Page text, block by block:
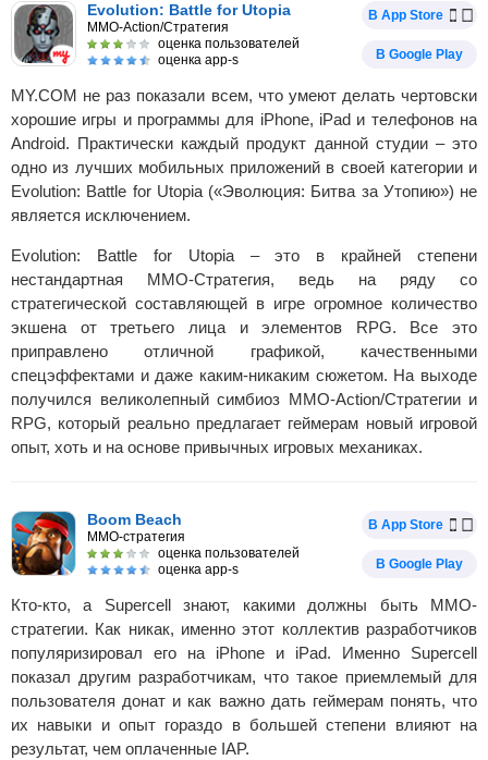
Evolution: Battle for Utopia
MMO-Action/Стратегия
оценка пользователей
оценка app-s
В App Store
В Google Play
MY.COM не раз показали всем, что умеют делать чертовски
хорошие игры и программы для iPhone, iPad и телефонов на
Android. Практически каждый продукт данной студии – это
одно из лучших мобильных приложений в своей категории и
Evolution: Battle for Utopia («Эволюция: Битва за Утопию») не
является исключением.
Evolution: Battle for Utopia – это в крайней степени
нестандартная MMO-Стратегия, ведь на ряду со
стратегической составляющей в игре огромное количество
экшена от третьего лица и элементов RPG. Все это
приправлено отличной графикой, качественными
спецэффектами и даже каким-никаким сюжетом. На выходе
получился великолепный симбиоз MMO-Action/Стратегии и
RPG, который реально предлагает геймерам новый игровой
опыт, хоть и на основе привычных игровых механиках.
Boom Beach
MMO-стратегия
оценка пользователей
оценка app-s
В App Store
В Google Play
Кто-кто, а Supercell знают, какими должны быть MMO-
стратегии. Как никак, именно этот коллектив разработчиков
популяризировал его на iPhone и iPad. Именно Supercell
показал другим разработчикам, что такое приемлемый для
пользователя донат и как важно дать геймерам понять, что
их навыки и опыт гораздо в большей степени влияют на
результат, чем оплаченные IAP.